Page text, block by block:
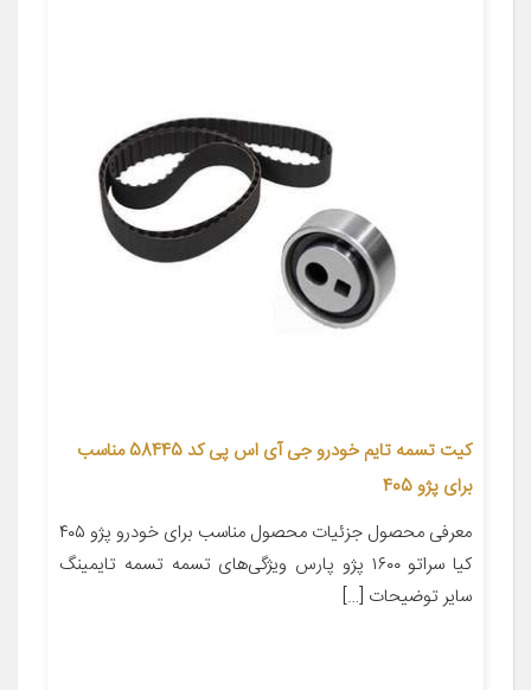
کیت تسمه تایم خودرو جی آی اس پی کد 58445 مناسب
برای پژو 405
معرفی محصول جزئیات محصول مناسب برای خودرو پژو ۴۰۵
کیا سراتو ۱۶۰۰ پژو پارس ویژگی‌های تسمه تسمه تایمینگ
سایر توضیحات […]